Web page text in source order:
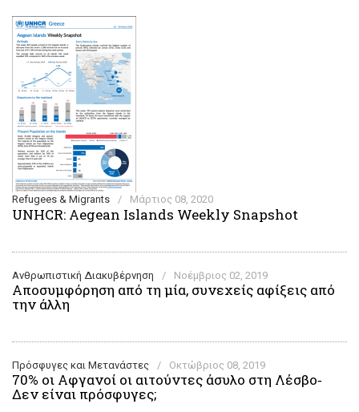
Refugees & Migrants / Μάρτιος 08, 2020
UNHCR: Aegean Islands Weekly Snapshot
Ανθρωπιστική Διακυβέρνηση / Νοέμβριος 02, 2019
Αποσυμφόρηση από τη μία, συνεχείς αφίξεις από
την άλλη
Πρόσφυγες και Μετανάστες / Οκτώβριος 08, 2019
70% οι Αφγανοί οι αιτούντες άσυλο στη Λέσβο‑
Δεν είναι πρόσφυγες;